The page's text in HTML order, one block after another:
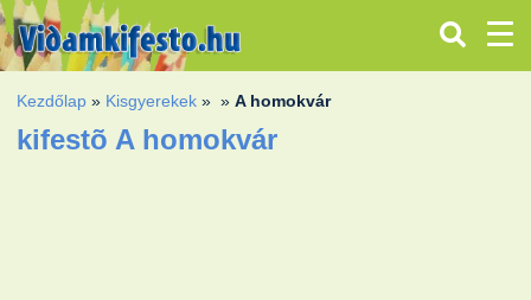
Kezdőlap » Kisgyerekek » »A homokvár
kifestõ A homokvár